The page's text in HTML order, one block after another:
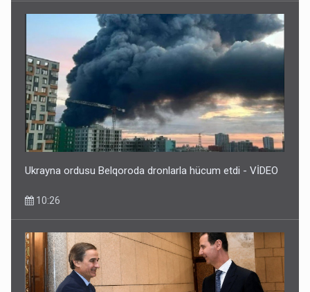
Ukrayna ordusu Belqoroda dronlarla hücum etdi - VİDEO
10:26